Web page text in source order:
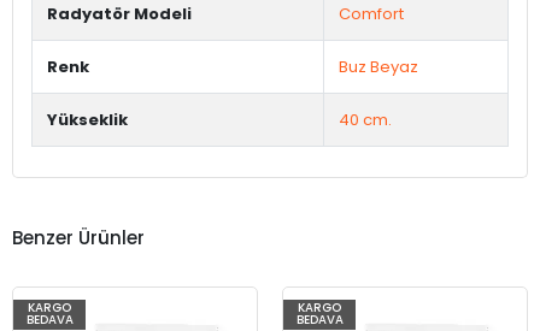
Radyatör Modeli Comfort
Renk Buz Beyaz
Yükseklik 40 cm.
Benzer Ürünler
KARGO
BEDAVA
KARGO
BEDAVA